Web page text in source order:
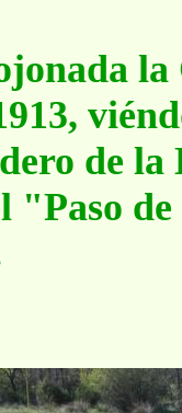
la
de
"Paso